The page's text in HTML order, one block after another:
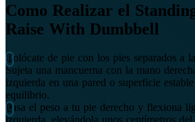
Como Realizar el
Raise With Dumbbell
Colócate de pie con los pies separados a
Sujeta una mancuerna con la mano
izquierda en una pared o superficie
equilibrio.
Pasa el peso a tu pie derecho y flexiona